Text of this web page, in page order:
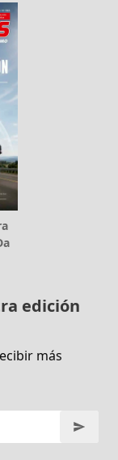
edición
más